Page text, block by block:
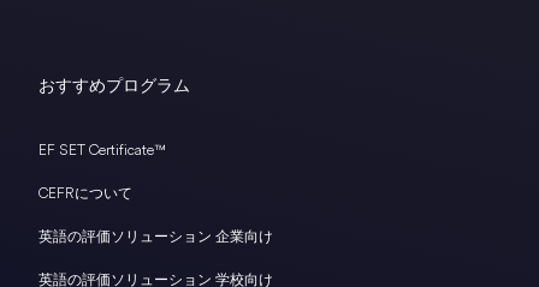
おすすめプログラム
EF SET Certificate™
CEFRについて
英語の評価ソリューション 企業向け
英語の評価ソリューション 学校向け